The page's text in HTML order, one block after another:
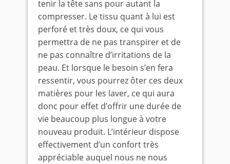
tenir la tête sans pour autant la
compresser. Le tissu quant à lui est
perforé et très doux, ce qui vous
permettra de ne pas transpirer et de
ne pas connaître d’irritations de la
peau. Et lorsque le besoin s’en fera
ressentir, vous pourrez ôter ces deux
matières pour les laver, ce qui aura
donc pour effet d’offrir une durée de
vie beaucoup plus longue à votre
nouveau produit. L’intérieur dispose
effectivement d’un confort très
appréciable auquel nous ne nous